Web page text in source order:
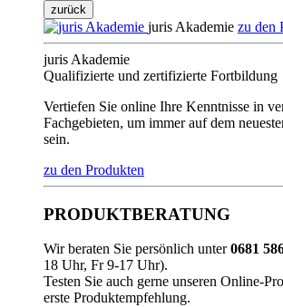
zurück
juris Akademie zu den
juris Akademie
Qualifizierte und zertifizierte Fortbildung
Vertiefen Sie online Ihre Kenntnisse in
Fachgebieten, um immer auf dem
sein.
zu den Produkten
PRODUKTBERATUNG
Wir beraten Sie persönlich unter0681
18 Uhr, Fr 9-17 Uhr).
Testen Sie auch gerne unseren Online-
erste Produktempfehlung.